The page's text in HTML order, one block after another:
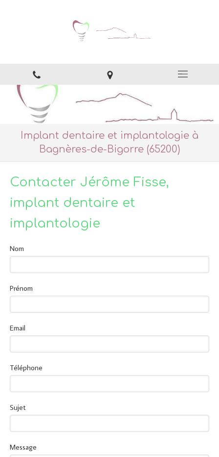
Implant dentaire et implantologie à
Bagnères-de-Bigorre (65200)
Contacter Jérôme Fisse,
implant dentaire et
implantologie
Nom
Prénom
Email
Téléphone
Sujet
Message